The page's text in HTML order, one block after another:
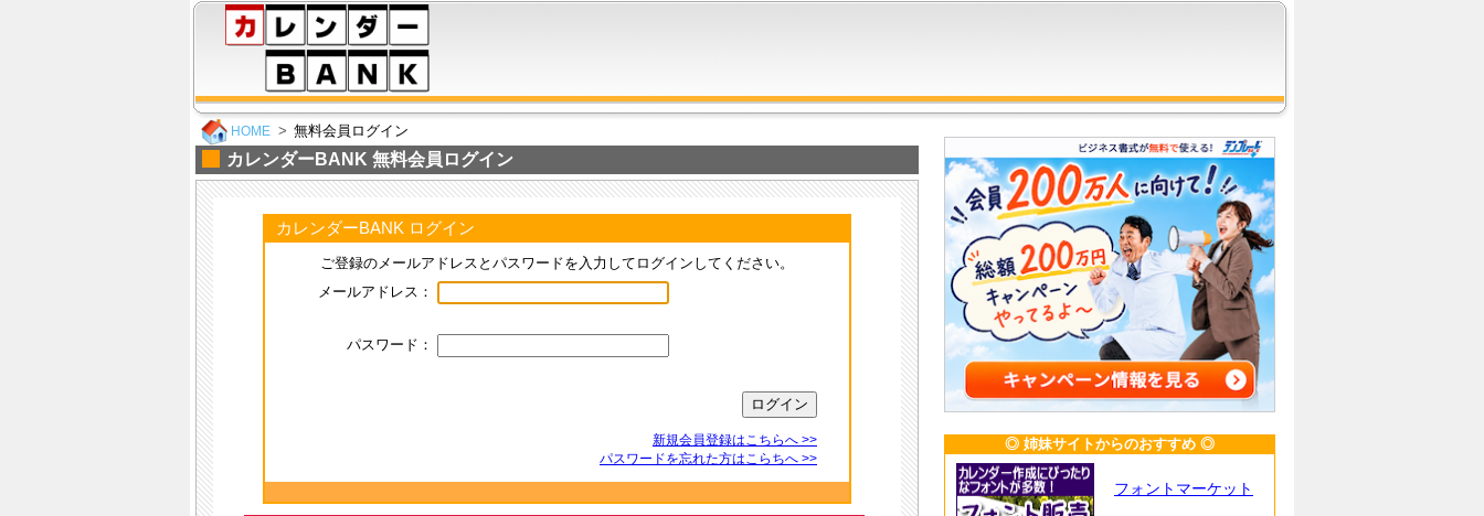
HOME 無料会員ログイン
カレンダーBANK 無料会員ログイン
カレンダーBANK ログイン
ご登録のメールアドレスとパスワードを入力してログインしてください。
メールアドレス：
パスワード：
新規会員登録はこちらへ >>
パスワードを忘れた方はこらちへ >>
◎ 姉妹サイトからのおすすめ ◎
フォントマーケット